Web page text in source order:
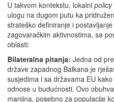
U takvom kontekstu, lokalni policy
ulogu na dugom putu ka
strateško definiranje i
zagovaračkim aktivnostima, sa
oblasti:
Bilateralna pitanja: Jedna od
države zapadnog Balkana je
susjedima i sa državama EU
odnose u budućnosti. Ovo
manjina, posebno za populacije